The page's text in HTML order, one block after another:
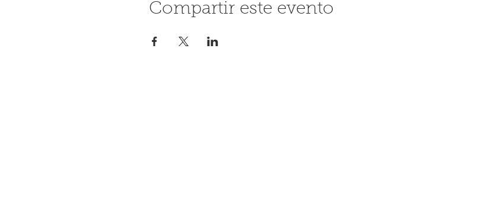
Compartir este evento